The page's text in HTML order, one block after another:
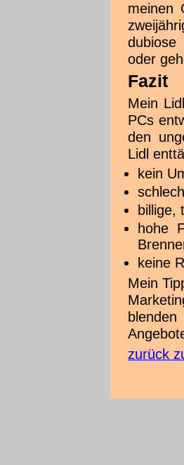
meinen
oder
Fazit
Mein
PCs
den
Lidl
kein
billige,
hohe
keine
Mein
zurück